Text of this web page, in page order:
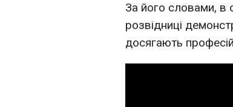
За його словами, в
розвідниці
досягають